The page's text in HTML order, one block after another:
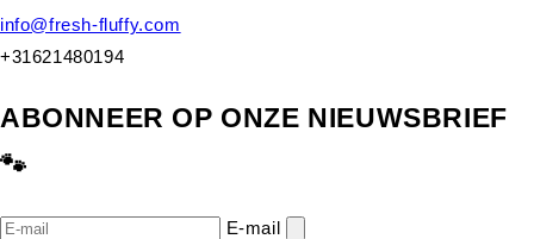
info@fresh-fluffy.com
+31621480194
ABONNEER OP ONZE NIEUWSBRIEF
🐾
E‑mail